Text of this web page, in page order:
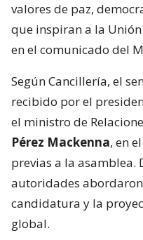
valores de paz,
que inspiran a la
en el comunicado del
Según Cancillería, el
recibido por el
el ministro de
Pérez Mackenna, en
previas a la asamblea.
autoridades
candidatura y la
global.